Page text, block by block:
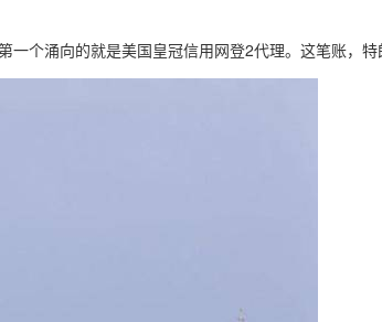
个涌向的就是美国皇冠信用网登2代理。这笔账，特